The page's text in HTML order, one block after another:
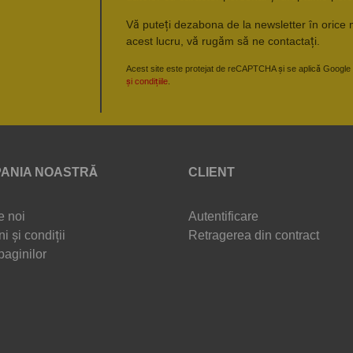
Vă puteți dezabona de la newsletter în orice
acest lucru, vă rugăm să ne contactați.
Acest site este protejat de reCAPTCHA și se aplică Google
și condițiile
NOASTRĂ
noi
și condiții
CLIENT
Autentificare
Retragerea din contract